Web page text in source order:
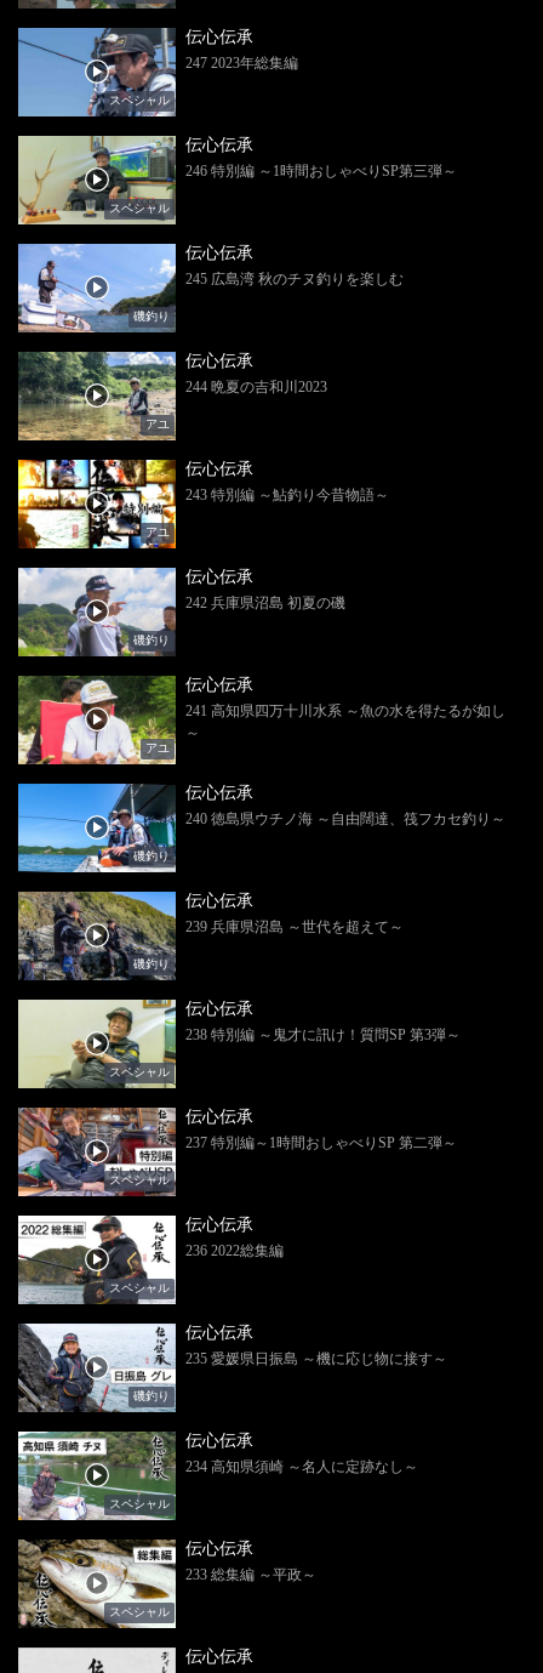
スペシャル
伝心伝承
247 2023年総集編
スペシャル
伝心伝承
246 特別編 ～1時間おしゃべりSP第三弾～
磯釣り
伝心伝承
245 広島湾 秋のチヌ釣りを楽しむ
アユ
伝心伝承
244 晩夏の吉和川2023
アユ
伝心伝承
243 特別編 ～鮎釣り今昔物語～
磯釣り
伝心伝承
242 兵庫県沼島 初夏の磯
アユ
伝心伝承
241 高知県四万十川水系 ～魚の水を得たるが如し
～
磯釣り
伝心伝承
240 徳島県ウチノ海 ～自由闊達、筏フカセ釣り～
磯釣り
伝心伝承
239 兵庫県沼島 ～世代を超えて～
スペシャル
伝心伝承
238 特別編 ～鬼才に訊け！質問SP 第3弾～
スペシャル
伝心伝承
237 特別編～1時間おしゃべりSP 第二弾～
スペシャル
伝心伝承
236 2022総集編
磯釣り
伝心伝承
235 愛媛県日振島 ～機に応じ物に接す～
スペシャル
伝心伝承
234 高知県須崎 ～名人に定跡なし～
スペシャル
伝心伝承
233 総集編 ～平政～
伝心伝承